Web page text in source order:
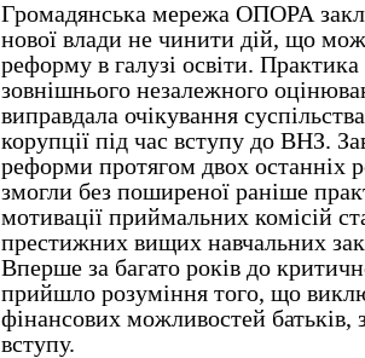
Громадянська мережа ОПОРА
нової влади не чинити дій, що
реформу в галузі освіти. Практика
зовнішнього незалежного
виправдала очікування
корупції під час вступу до ВНЗ.
реформи протягом двох останніх
змогли без поширеної раніше
мотивації приймальних комісій
престижних вищих навчальних
Вперше за багато років до
прийшло розуміння того, що
фінансових можливостей батьків,
вступу.